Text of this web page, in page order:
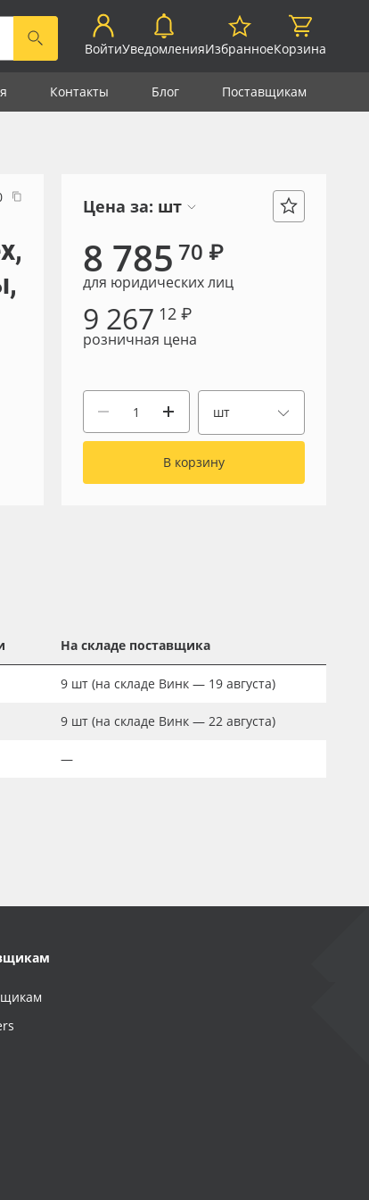
ВойтиУведомленияИзбранноеКорзина
Контакты Блог Поставщикам
Цена за: шт
8 785 70 ₽
для юридических лиц
9 267 12 ₽
розничная цена
шт
В корзину
На складе поставщика
9 шт (на складе Винк — 19 августа)
9 шт (на складе Винк — 22 августа)
—